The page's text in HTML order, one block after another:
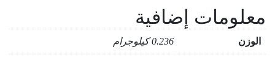
معلومات إضافية
الوزن 0.236 كيلوجرام